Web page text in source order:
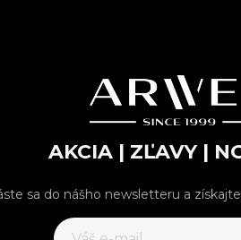
AKCIA | ZĽAVY |
sa do nášho newsletteru a